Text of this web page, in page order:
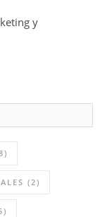
y
(2)